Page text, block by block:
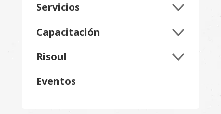
Servicios
Capacitación
Risoul
Eventos